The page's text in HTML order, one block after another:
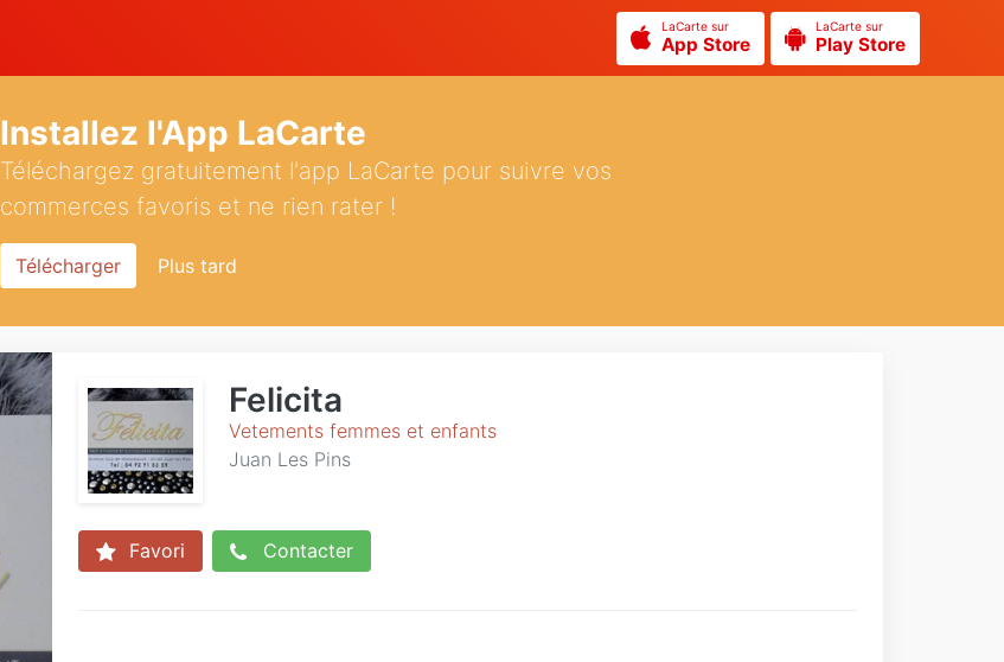
LaCarte sur
App Store
LaCarte sur
Play Store
Installez l'App LaCarte
Téléchargez gratuitement l'app LaCarte pour suivre vos
commerces favoris et ne rien rater !
Télécharger Plus tard
Felicita
Vetements femmes et enfants
Juan Les Pins
Favori Contacter